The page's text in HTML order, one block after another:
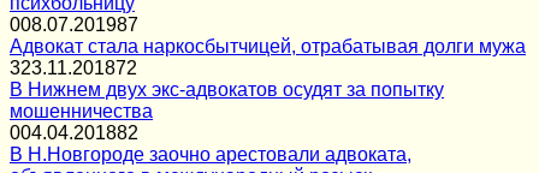
008.07.201987
Адвокат стала наркосбытчицей, отрабатывая долги мужа
323.11.201872
В Нижнем двух экс-адвокатов осудят за попытку
мошенничества
004.04.201882
В Н.Новгороде заочно арестовали адвоката,